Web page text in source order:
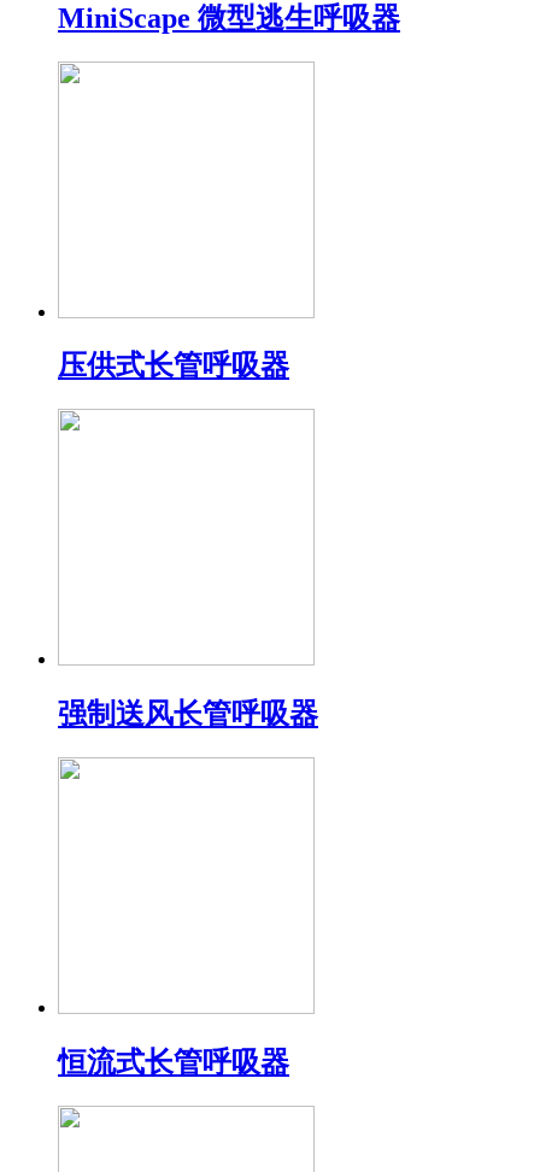
MiniScape 微型逃生呼吸器
压供式长管呼吸器
强制送风长管呼吸器
恒流式长管呼吸器